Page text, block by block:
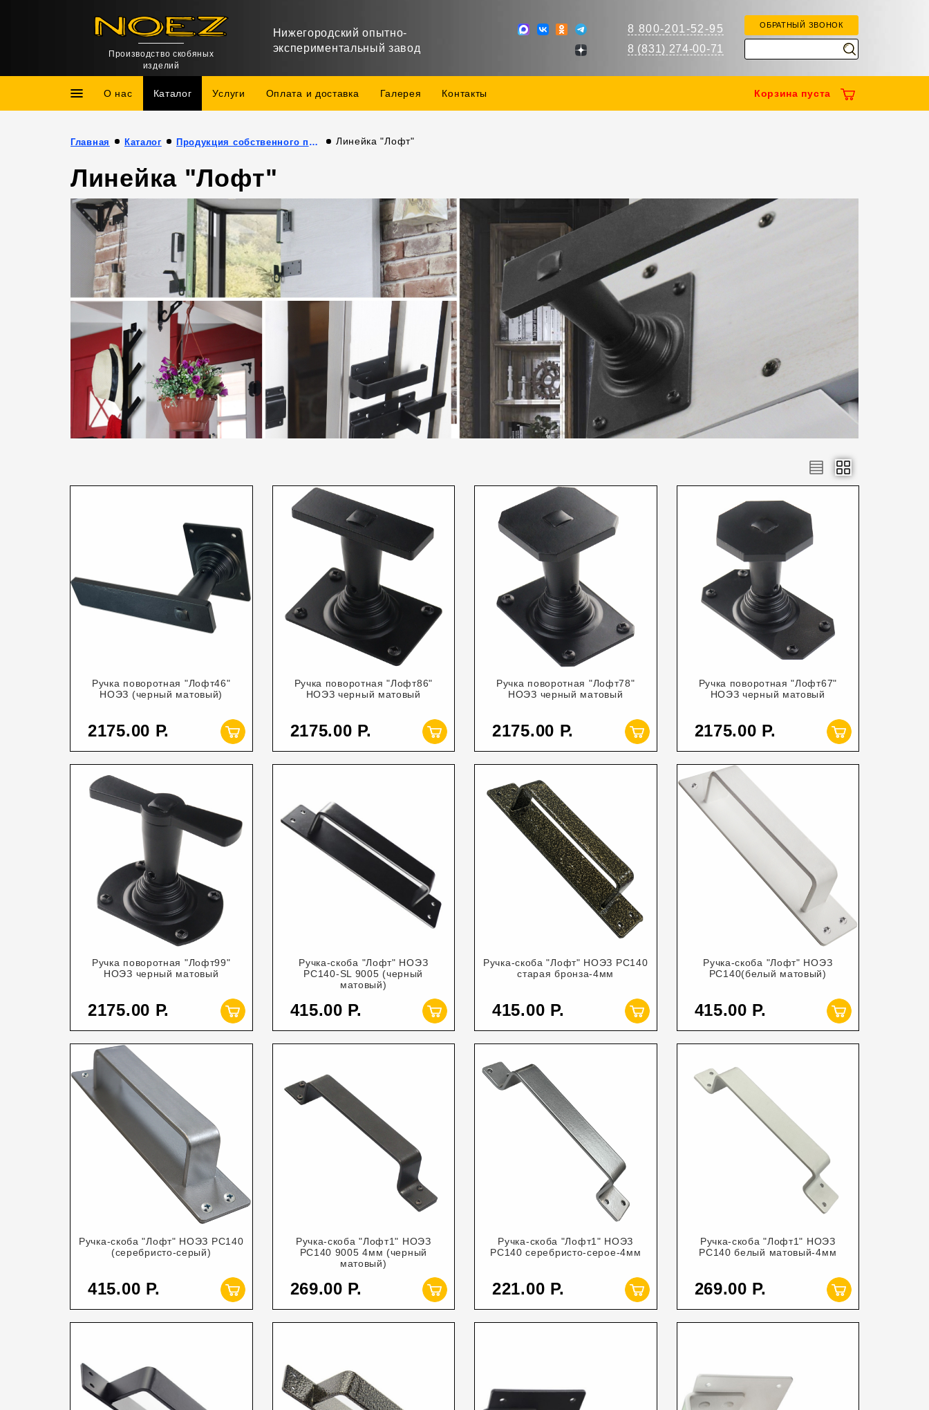
Производство скобяных
изделий
Нижегородский опытно-
экспериментальный завод
8 800-201-52-95
8 (831) 274-00-71
ОБРАТНЫЙ ЗВОНОК
О нас Каталог Услуги Оплата и доставка Галерея Контакты Корзина пуста
Главная Каталог Продукция собственного производства Линейка "Лофт"
Линейка "Лофт"
Ручка поворотная "Лофт46"
НОЭЗ (черный матовый)
2175.00
Ручка поворотная "Лофт86"
НОЭЗ черный матовый
2175.00
Ручка поворотная "Лофт78"
НОЭЗ черный матовый
2175.00
Ручка поворотная "Лофт67"
НОЭЗ черный матовый
2175.00
Ручка поворотная "Лофт99"
НОЭЗ черный матовый
2175.00
Ручка-скоба "Лофт" НОЭЗ
РС140-SL 9005 (черный
матовый)
415.00
Ручка-скоба "Лофт" НОЭЗ РС140
старая бронза-4мм
415.00
Ручка-скоба "Лофт" НОЭЗ
РС140(белый матовый)
415.00
Ручка-скоба "Лофт" НОЭЗ РС140
(серебристо-серый)
415.00
Ручка-скоба "Лофт1" НОЭЗ
РС140 9005 4мм (черный
матовый)
269.00
Ручка-скоба "Лофт1" НОЭЗ
РС140 серебристо-серое-4мм
221.00
Ручка-скоба "Лофт1" НОЭЗ
РС140 белый матовый-4мм
269.00